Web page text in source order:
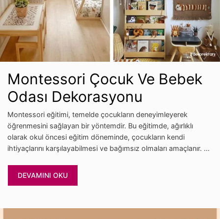
Montessori Çocuk Ve Bebek
Odası Dekorasyonu
Montessori eğitimi, temelde çocukların deneyimleyerek
öğrenmesini sağlayan bir yöntemdir. Bu eğitimde, ağırlıklı
olarak okul öncesi eğitim döneminde, çocukların kendi
ihtiyaçlarını karşılayabilmesi ve bağımsız olmaları amaçlanır. …
DEVAMINI OKU